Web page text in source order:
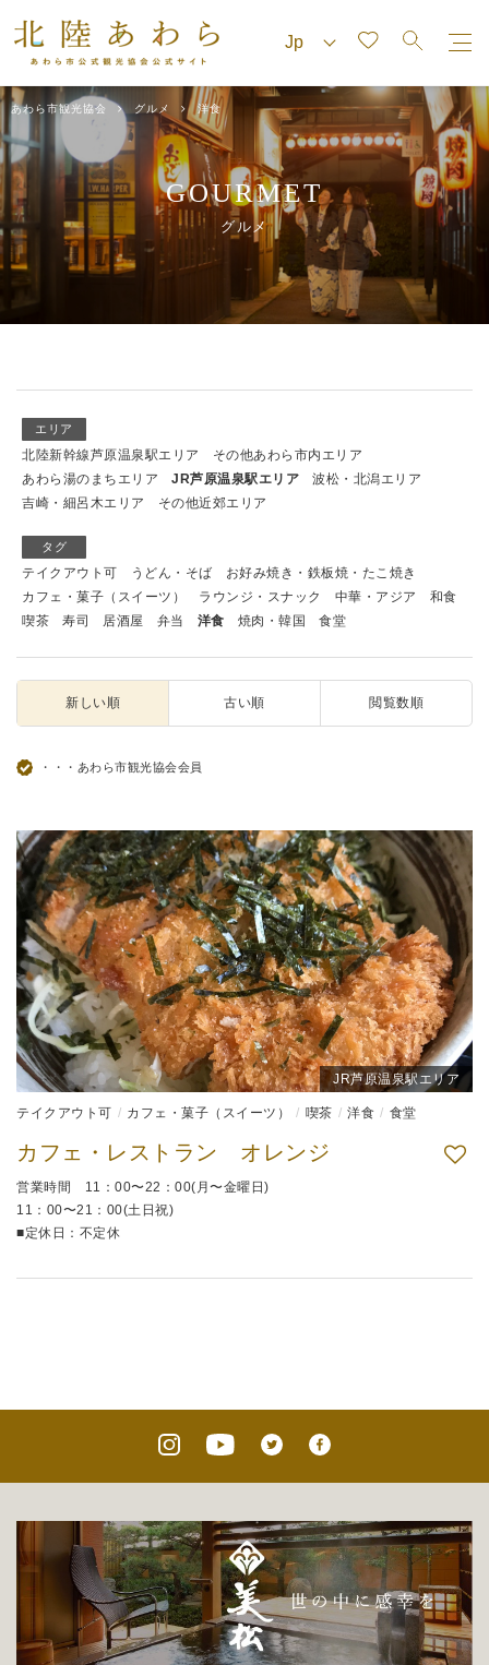
あわら市観光協会 グルメ 洋食
GOURMET
グルメ
エリア
北陸新幹線芦原温泉駅エリア
その他あわら市内エリア
あわら湯のまちエリア
JR芦原温泉駅エリア
波松・北潟エリア
吉崎・細呂木エリア
その他近郊エリア
タグ
テイクアウト可 うどん・そば
お好み焼き・鉄板焼・たこ焼き
カフェ・菓子（スイーツ）
ラウンジ・スナック 中華・アジア
和食
喫茶
寿司 居酒屋 弁当 洋食 焼肉・韓国 食堂
新しい順 古い順 閲覧数順
・・・あわら市観光協会会員
JR芦原温泉駅エリア
テイクアウト可 カフェ・菓子（スイーツ） 喫茶 洋食 食堂
カフェ・レストラン オレンジ
営業時間 11：00〜22：00(月〜金曜日)
11：00〜21：00(土日祝)
■定休日：不定休